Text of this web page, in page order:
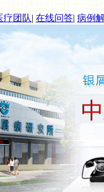
疗团队| 在线问答| 病例